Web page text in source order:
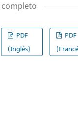
PDF
(Inglés)
PDF